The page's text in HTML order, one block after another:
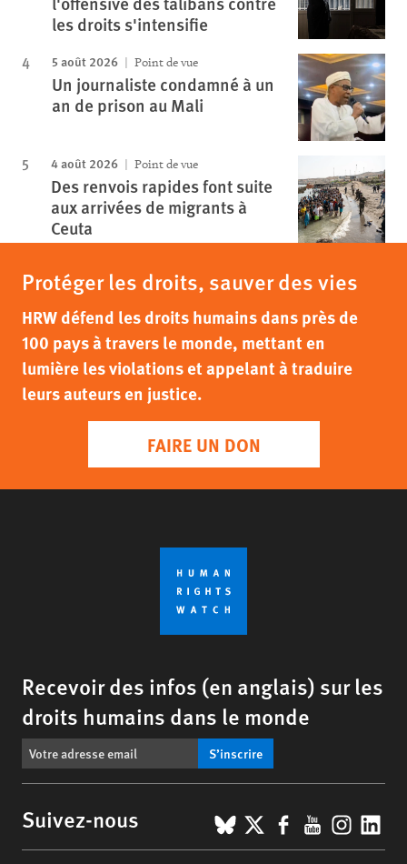
les droits s'intensifie
5 août 2026 Point de vue
Un journaliste condamné à un
an de prison au Mali
4 août 2026 Point de vue
Des renvois rapides font suite
aux arrivées de migrants à
Ceuta
Protéger les droits, sauver des vies
HRW défend les droits humains dans près de
100 pays à travers le monde, mettant en
lumière les violations et appelant à traduire
leurs auteurs en justice.
FAIRE UN DON
Recevoir des infos (en anglais) sur les
droits humains dans le monde
S’inscrire
Suivez-nous BlueSky
X Facebook
YouTube